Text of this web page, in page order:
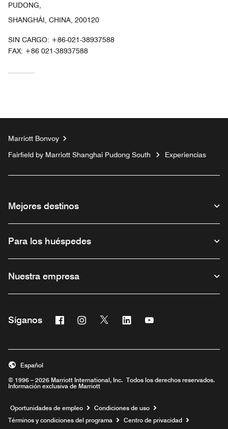
PUDONG,
SHANGHÁI, CHINA, 200120
SIN CARGO: +86-021-38937588
FAX: +86 021-38937588
Marriott Bonvoy
Fairfield by Marriott Shanghai Pudong South
Experiencias
Mejores destinos
Para los huéspedes
Nuestra empresa
Síganos Facebook
Abre una ventana nueva
Instagram
Abre una ventana nueva
Twitter
Abre una ventana nueva
Linkedin
Abre una ventana nueva
Abre una ventana
© 1996 – 2026 Marriott International, Inc. Todos los derechos reservados.
Información exclusiva de Marriott
Español
Oportunidades de empleo Abre una ventana nueva
Condiciones de uso
Términos y condiciones del programa
Centro de privacidad